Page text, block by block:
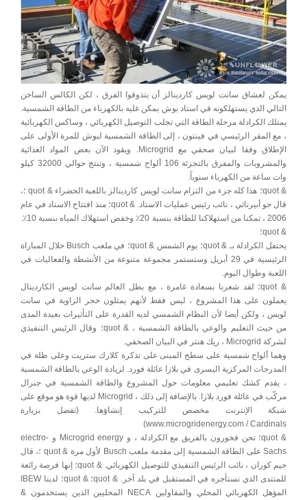
يمكن لعشاق سانت لويس كاردينالز أن يتذوقوا الفرق ، لكن الكالس الساخن
التالي الذي يستهلكونه في استاد بوش يمكن غليه بالكهرباء من الطاقة الشمسية.
يمتلك الكرادلة مرحلة الطاقة التي تجلب التوصيل الكهربائي ، وساكس الكهربائية
، مع المقر الرئيسي في فينتون ، إلى الطاقة الشمسية لبوش للمرة الأولى على
الإطلاق وفقا لبيان صحفي مع Microgrid. ويقود الآن بعض المواد الغذائية
والمشروبات والمفرق بالتجزئة 106 ألواح شمسية ، وتنتج حوالي 32000 كيلو
وات ساعة من الكهرباء سنوياً.
& quot؛ هذا كله جزء من التزام سانت لويس كاردينالز باللعبة الخضراء & quot ؛،
قال جو أبيرناثي ، نائب رئيس عمليات الاستاد. & quot؛ منذ افتتاح الاستاد في عام
2006 ، تمكنا من استهلاكنا للطاقة بنسبة 20٪ وخفض استهلاك المياه بنسبة 10٪.
& quot؛
يحتفل الكرادلة بـ & quot؛ يوم الشمس & quot؛ في ملعب Busch خلال المباراة
الرئيسية في 29 أبريل وستستمر مجموعة متنوعة من الأنشطة والفعاليات في
اللعبة وطوال اليوم.
& quot؛ لقد شعرنا بسعادة غامرة ، مع بطل العالم سانت لويس الكاردينال
يعملون على هذا المشروع ، ليس فقط لأنهم يمثلون حجر الزاوية في سانت
لويس ، ولكن أيضا لأن النظام الشمسي لديه القدرة على التأثيرات بعيدة المدى
من حيث التعليم والوعي بالطاقة الشمسية ، & quot؛ وقال الرئيس التنفيذي
لشركة Microgrid ، ريك هنتر في البيان الصحفي.
وهما ألواح شمسية على سطح المبنى على تذكرة كلارك ستريت وعلى ظلة في
المدرجات المركزية اليسرى في بلازا عائلة فورد. لزيادة الوعي بالطاقة الشمسية
، يقدم كشك تعليمي معلومات حول المشروع والطاقة الشمسية في جنرال
مركّب في عائلة فورد بلازا. بالإضافة إلى ذلك ، Microgrid لديها قوة هو موقع على
شبكة الإنترنت مخصص للتركيب إنشاؤها. (تفضل بزيارة
www.microgridenergy.com / Cardinals)
& quot؛ نحن فخورون بالفريق مع الكرادلة ، و Microgrid energy و electro-
Sachs على الطاقة الشمسية إلى مقدمة ملعب Busch لأول مرة & quot ؛، قال
جيم كوران ، نائب الرئيس التنفيذي للتوصيل الكهربائي. & quot؛ إنها فرصة رائعة
للمنتدى الذي نستأجره في المستقبل في بلد آخر. & quot؛ & quot؛ لدينا IBEW
المؤهل الكهربائي المحلي والمقاولين NECA المحليين الذين يستخدمون &